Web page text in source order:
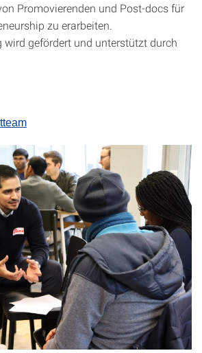
Promovierenden und Post-docs für
zu erarbeiten.
wird gefördert und unterstützt durch